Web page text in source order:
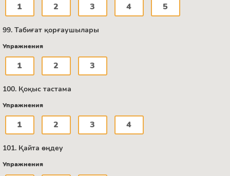
1 2 3 4 5
99. Табиғат қорғаушылары
Упражнения
1 2 3
100. Қоқыс тастама
Упражнения
1 2 3 4
101. Қайта өңдеу
Упражнения